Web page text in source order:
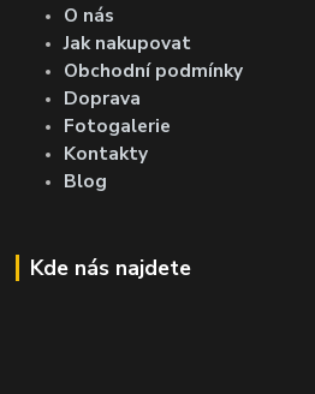
O nás
Jak nakupovat
Obchodní podmínky
Doprava
Fotogalerie
Kontakty
Blog
Kde nás najdete